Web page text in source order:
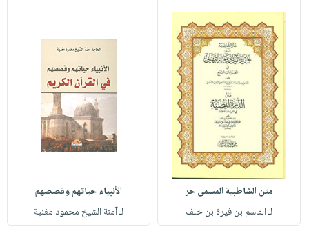
اكسسوارات
ملابس
مطرزات
حقائب
حلي
عناية
بالذات
صابون
أطفال
مناسبات
القراءة
iKitab
حدود
وفرات
عن
الشركة
سياسة
الشركة
فيديوهات
أسئلة
يتكرر
حسابك
لائحة
الأمنيات
عربة
التسوق
متن الشاطبية المسمى حر
لـ القاسم بن فيرة بن خلف
الأنبياء حياتهم وقصصهم
لـ آمنة الشيخ محمود مغنية